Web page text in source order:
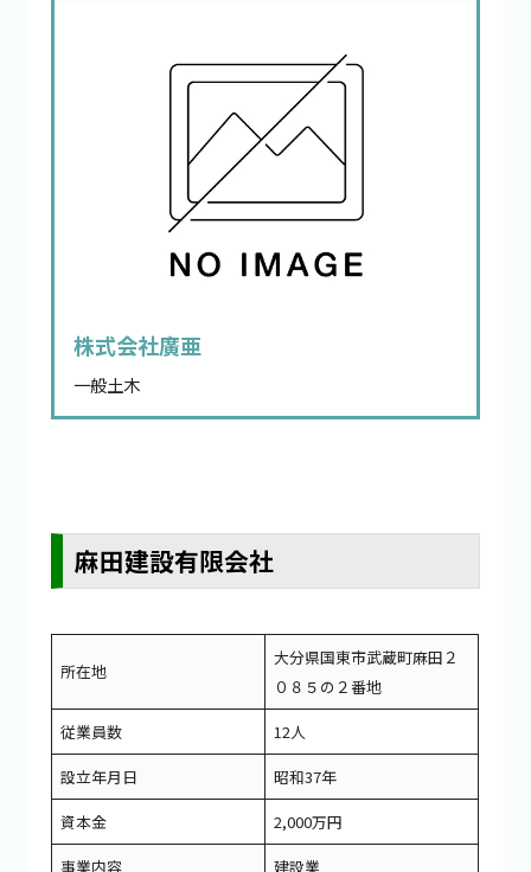
株式会社廣亜
一般土木
麻田建設有限会社
所在地
大分県国東市武蔵町麻田２
０８５の２番地
従業員数
12人
設立年月日
昭和37年
資本金
2,000万円
事業内容
建設業